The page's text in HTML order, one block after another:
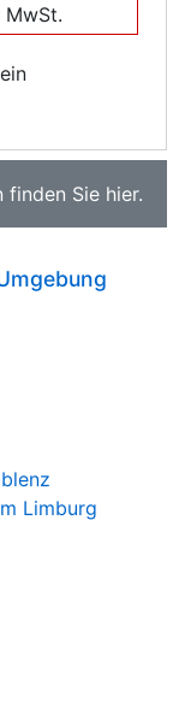
MwSt.
finden Sie hier.
Limburg